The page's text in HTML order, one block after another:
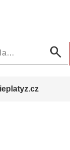
search